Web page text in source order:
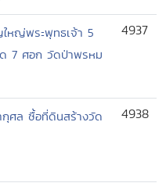
หญ่พระพุทธเจ้า 5
7 ศอก วัดป่าพรหม
4937
ศล ซื้อที่ดินสร้างวัด 4938